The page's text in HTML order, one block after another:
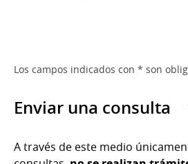
Los campos indicados con * son
Enviar una consulta
A través de este medio